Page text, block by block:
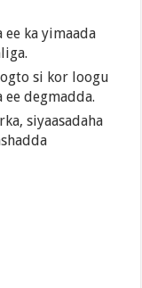
ee ka yimaada
si kor loogu
degmadda.
siyaasadaha